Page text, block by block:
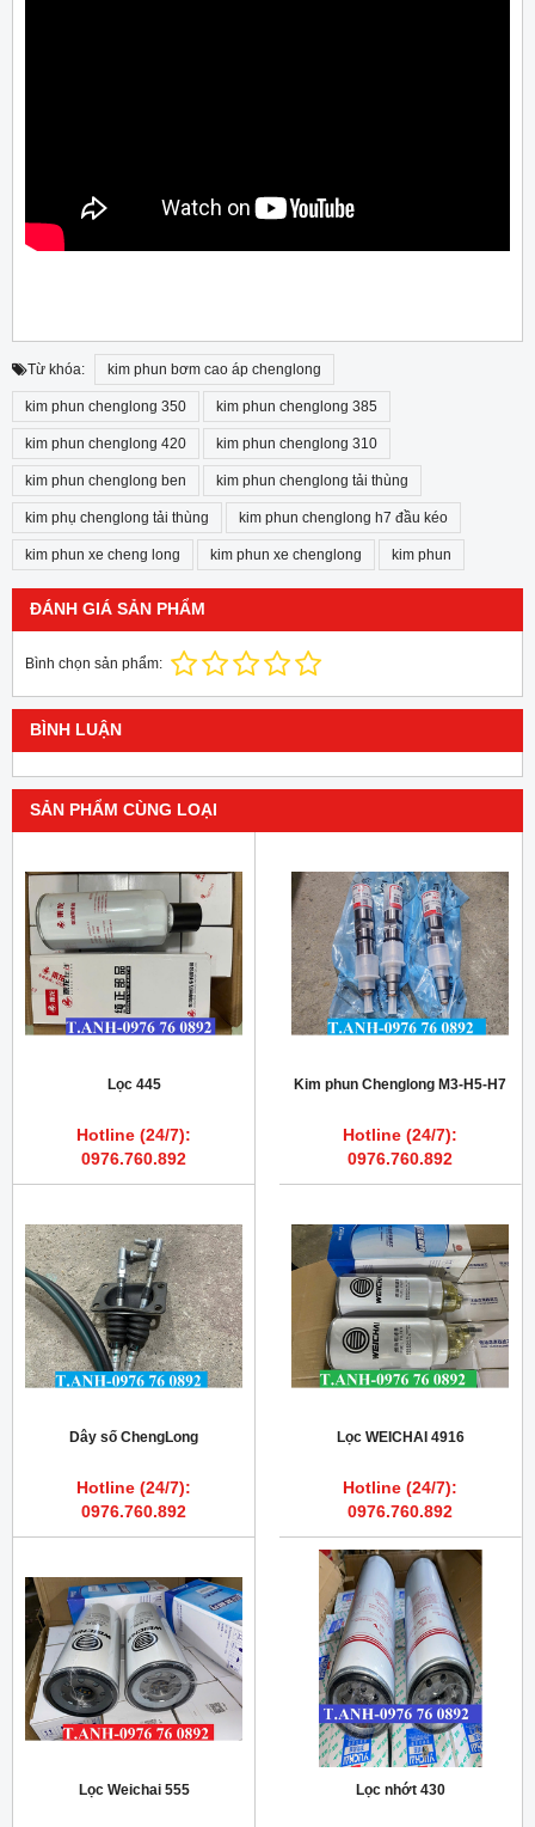
Từ khóa: kim phun bơm cao áp chenglong
kim phun chenglong 350 kim phun chenglong 385
kim phun chenglong 420 kim phun chenglong 310
kim phun chenglong ben kim phun chenglong tải thùng
kim phụ chenglong tải thùng kim phun chenglong h7 đầu kéo
kim phun xe cheng long kim phun xe chenglong kim phun
ĐÁNH GIÁ SẢN PHẨM
Bình chọn sản phẩm:
BÌNH LUẬN
SẢN PHẨM CÙNG LOẠI
Lọc 445
Hotline (24/7):
0976.760.892
Kim phun Chenglong M3-H5-H7
Hotline (24/7):
0976.760.892
Dây số ChengLong
Hotline (24/7):
0976.760.892
Lọc WEICHAI 4916
Hotline (24/7):
0976.760.892
Lọc Weichai 555 Lọc nhớt 430